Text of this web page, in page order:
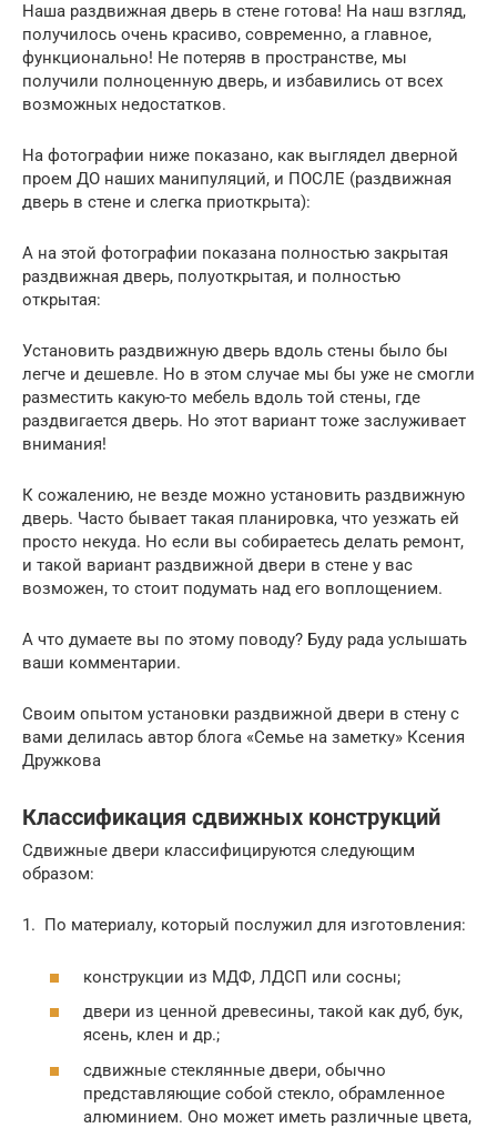
Наша раздвижная дверь в стене готова! На наш взгляд,
получилось очень красиво, современно, а главное,
функционально! Не потеряв в пространстве, мы
получили полноценную дверь, и избавились от всех
возможных недостатков.
На фотографии ниже показано, как выглядел дверной
проем ДО наших манипуляций, и ПОСЛЕ (раздвижная
дверь в стене и слегка приоткрыта):
А на этой фотографии показана полностью закрытая
раздвижная дверь, полуоткрытая, и полностью
открытая:
Установить раздвижную дверь вдоль стены было бы
легче и дешевле. Но в этом случае мы бы уже не смогли
разместить какую-то мебель вдоль той стены, где
раздвигается дверь. Но этот вариант тоже заслуживает
внимания!
К сожалению, не везде можно установить раздвижную
дверь. Часто бывает такая планировка, что уезжать ей
просто некуда. Но если вы собираетесь делать ремонт,
и такой вариант раздвижной двери в стене у вас
возможен, то стоит подумать над его воплощением.
А что думаете вы по этому поводу? Буду рада услышать
ваши комментарии.
Своим опытом установки раздвижной двери в стену с
вами делилась автор блога «Семье на заметку» Ксения
Дружкова
Классификация сдвижных конструкций
Сдвижные двери классифицируются следующим
образом:
1. По материалу, который послужил для изготовления:
конструкции из МДФ, ЛДСП или сосны;
двери из ценной древесины, такой как дуб, бук,
ясень, клен и др.;
сдвижные стеклянные двери, обычно
представляющие собой стекло, обрамленное
алюминием. Оно может иметь различные цвета,